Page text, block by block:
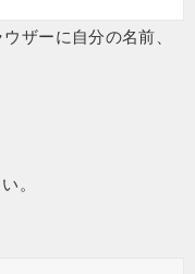
ザーに自分の名前、
。